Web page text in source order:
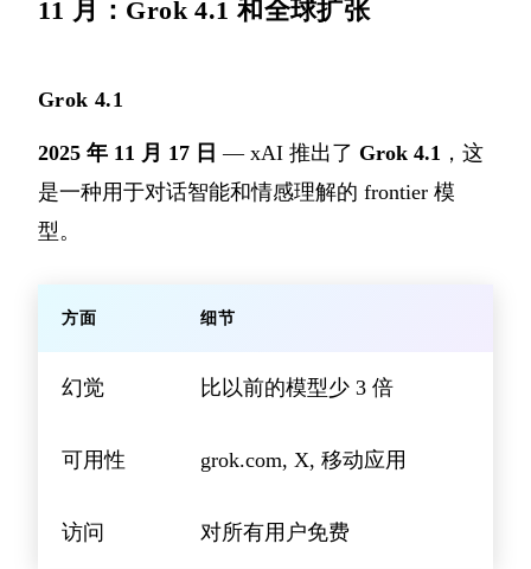
11 月：Grok 4.1 和全球扩张
Grok 4.1
2025 年 11 月 17 日 — xAI 推出了 Grok 4.1 ，这
是一种用于对话智能和情感理解的 frontier 模
型。
方面 细节
幻觉 比以前的模型少 3 倍
可用性 grok.com, X, 移动应用
访问 对所有用户免费